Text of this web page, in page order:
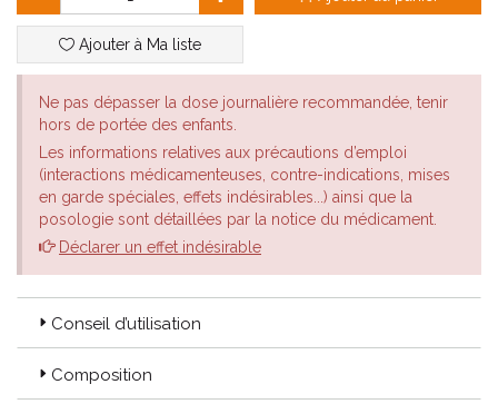
inflammations articulaires, et calmer les tendinites, l'arthrose,
l'arthrite, la sciatique ou encore les rhumatismes.
Son flacon roll-on permet une application simple et rapide, sa
formulation ne colle pas et ne tache pas.
Avec le Gel Roll-on Anti-douleur, vos douleurs seront
soulagées favorisant ainsi la décontraction et la récupération
musculaire.
Ajouter à Ma liste
Ne pas dépasser la dose journalière recommandée, tenir
hors de portée des enfants.
Les informations relatives aux précautions d’emploi
(interactions médicamenteuses, contre-indications, mises
en garde spéciales, effets indésirables...) ainsi que la
posologie sont détaillées par la notice du médicament.
Déclarer un effet indésirable
Conseil d’utilisation
Composition